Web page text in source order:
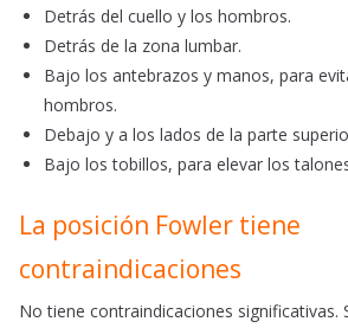
Detrás del cuello y los hombros.
Detrás de la zona lumbar.
Bajo los antebrazos y manos, para
hombros.
Debajo y a los lados de la parte
Bajo los tobillos, para elevar los
La posición Fowler tiene
contraindicaciones
No tiene contraindicaciones significativas.